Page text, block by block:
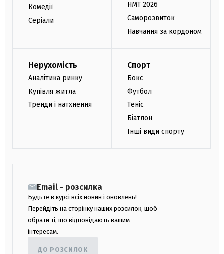
Комедії
Серіали
НМТ 2026
Саморозвиток
Навчання за кордоном
Нерухомість
Аналітика ринку
Купівля житла
Тренди і натхнення
Спорт
Бокс
Футбол
Теніс
Біатлон
Інші види спорту
Email - розсилка
Будьте в курсі всіх новин і оновлень!
Перейдіть на сторінку наших розсилок, щоб
обрати ті, що відповідають вашим
інтересам.
ДО РОЗСИЛОК